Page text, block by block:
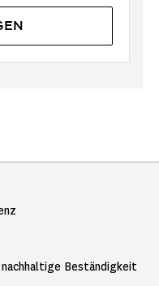
Beständigkeit